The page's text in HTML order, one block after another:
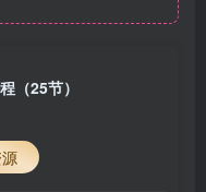
（25节）